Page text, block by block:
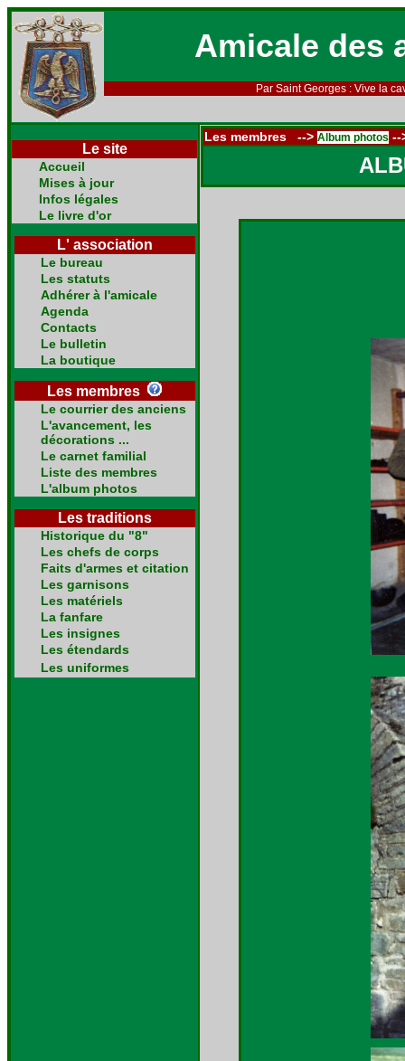
Amicale des
Par Saint Georges : Vive la
Le site
Accueil
Mises à jour
Infos légales
Le livre d'or
L' association
Le bureau
Les statuts
Adhérer à l'amicale
Agenda
Contacts
Le bulletin
La boutique
Les membres
Le courrier des anciens
L'avancement, les
décorations ...
Le carnet familial
Liste des membres
L'album photos
Les traditions
Historique du "8"
Les chefs de corps
Faits d'armes et citation
Les garnisons
Les matériels
La fanfare
Les insignes
Les étendards
Les uniformes
Les membres --> Album photos --